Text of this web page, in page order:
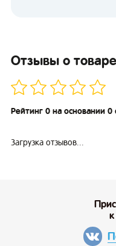
Отзывы о товаре
Рейтинг 0 на основании 0
Загрузка отзывов...